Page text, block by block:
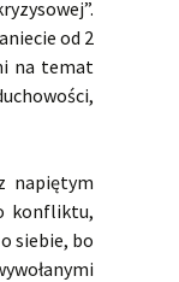
od 2
na temat
napiętym
konfliktu,
siebie, bo